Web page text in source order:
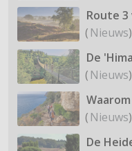
( Nieuws)
( Nieuws)
( Nieuws)